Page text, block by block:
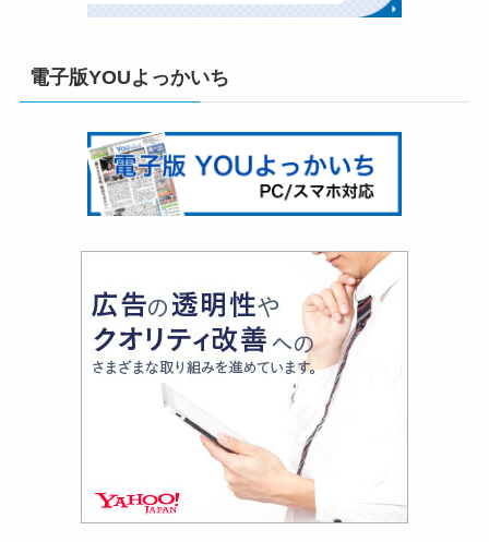
電子版YOUよっかいち